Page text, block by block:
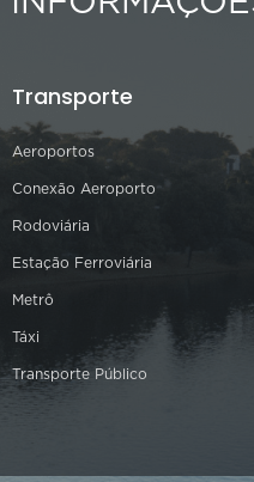
Transporte
Aeroportos
Conexão Aeroporto
Rodoviária
Estação Ferroviária
Metrô
Táxi
Transporte Público